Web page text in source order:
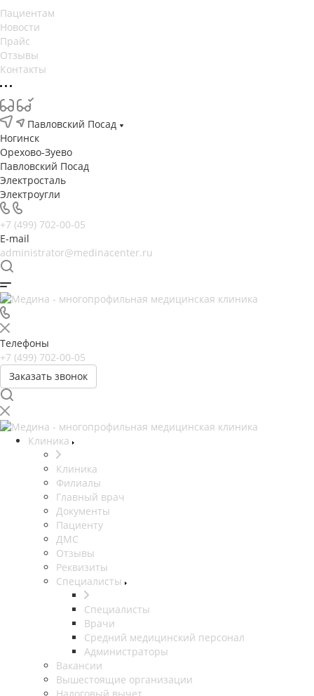
Пациентам
Новости
Прайс
Отзывы
Контакты
Павловский Посад
Ногинск
Орехово-Зуево
Павловский Посад
Электросталь
Электроугли
+7 (499) 702-00-05
E-mail
administrator@medinacenter.ru
Телефоны
+7 (499) 702-00-05
Заказать звонок
Клиника
Клиника
Филиалы
Главный врач
Документы
Пациенту
ДМС
Отзывы
Реквизиты
Специалисты
Специалисты
Врачи
Средний медицинский персонал
Администраторы
Вакансии
Вышестоящие организации